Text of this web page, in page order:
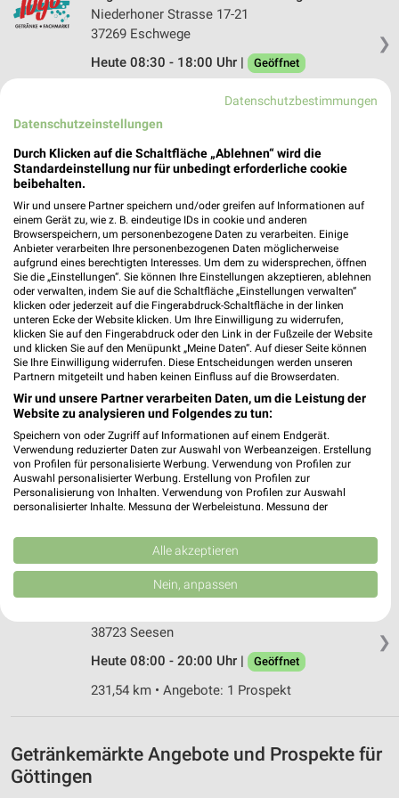
❯
Niederhoner Strasse 17-21
37269 Eschwege
Heute 08:30 - 18:00 Uhr |
Geöffnet
274,66 km • Angebote: 2 Prospekte
Logo Getränke-Fachmarkt Kassel
Ochshäuser Str. 16
Heute 08:30 - 18:00 Uhr | Geöffnet
298,48 km • Angebote: 2 Prospekte
Logo Getränke-Fachmarkt Vellmar
Harleshäuser Straße 21
34246 Vellmar
Heute 09:00 - 18:00 Uhr | Geöffnet
300,45 km • Angebote: 2 Prospekte
Logo Getränke-Fachmarkt Eschwege
Heubergstr. 2
37269 Eschwege
Heute 08:30 - 18:00 Uhr | Geöffnet
275,72 km • Angebote: 2 Prospekte
❯
trinkgut Seesen
38723 Seesen
Heute 08:00 - 20:00 Uhr |
Geöffnet
231,54 km • Angebote: 1 Prospekt
Getränkemärkte Angebote und Prospekte für
Göttingen
Datenschutzbestimmungen
Datenschutzeinstellungen
Durch Klicken auf die Schaltfläche „Ablehnen“ wird die
Standardeinstellung nur für unbedingt erforderliche cookie
beibehalten.
Wir und unsere Partner speichern und/oder greifen auf Informationen auf
einem Gerät zu, wie z. B. eindeutige IDs in cookie und anderen
Browserspeichern, um personenbezogene Daten zu verarbeiten. Einige
Anbieter verarbeiten Ihre personenbezogenen Daten möglicherweise
aufgrund eines berechtigten Interesses. Um dem zu widersprechen, öffnen
Sie die „Einstellungen“. Sie können Ihre Einstellungen akzeptieren, ablehnen
oder verwalten, indem Sie auf die Schaltfläche „Einstellungen verwalten“
klicken oder jederzeit auf die Fingerabdruck-Schaltfläche in der linken
unteren Ecke der Website klicken. Um Ihre Einwilligung zu widerrufen,
klicken Sie auf den Fingerabdruck oder den Link in der Fußzeile der Website
und klicken Sie auf den Menüpunkt „Meine Daten“. Auf dieser Seite können
Sie Ihre Einwilligung widerrufen. Diese Entscheidungen werden unseren
Partnern mitgeteilt und haben keinen Einfluss auf die Browserdaten.
Wir und unsere Partner verarbeiten Daten, um die Leistung der
Website zu analysieren und Folgendes zu tun:
Speichern von oder Zugriff auf Informationen auf einem Endgerät.
Verwendung reduzierter Daten zur Auswahl von Werbeanzeigen. Erstellung
von Profilen für personalisierte Werbung. Verwendung von Profilen zur
Auswahl personalisierter Werbung. Erstellung von Profilen zur
Personalisierung von Inhalten. Verwendung von Profilen zur Auswahl
personalisierter Inhalte. Messung der Werbeleistung. Messung der
Kombinationen von Daten aus verschiedenen Quellen. Entwicklung und
Verbesserung der Angebote. Verwendung reduzierter Daten zur Auswahl
von Inhalten.
Daten können außerhalb der Europäischen Union weitergegeben und in die
Website/App.
IAB-Verarbeitungszwecke:
Verwendung reduzierter Daten zur Auswahl von
Werbeanzeigen
Alle akzeptieren
Nein, anpassen